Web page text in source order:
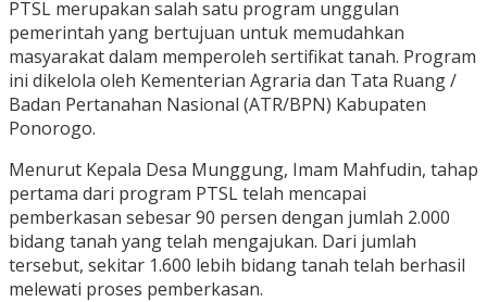
PTSL merupakan salah satu program unggulan
pemerintah yang bertujuan untuk memudahkan
masyarakat dalam memperoleh sertifikat tanah. Program
ini dikelola oleh Kementerian Agraria dan Tata Ruang /
Badan Pertanahan Nasional (ATR/BPN) Kabupaten
Ponorogo.
Menurut Kepala Desa Munggung, Imam Mahfudin, tahap
pertama dari program PTSL telah mencapai
pemberkasan sebesar 90 persen dengan jumlah 2.000
bidang tanah yang telah mengajukan. Dari jumlah
tersebut, sekitar 1.600 lebih bidang tanah telah berhasil
melewati proses pemberkasan.